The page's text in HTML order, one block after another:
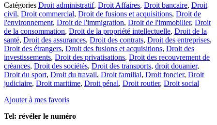
Catégories Droit administratif, Droit Affaires, Droit bancaire, Droit
civil, Droit commercial, Droit de fusions et acquisitions, Droit de
l'environnement, Droit de l'immigration, Droit de l'immobilier, Droit
de la consommation, Droit de la propriété intellectuelle, Droit de la
santé, Droit des assurances, Droit des contrats, Droit des entreprises,
Droit des étrangers, Droit des fusions et acquisitions, Droit des
investissements, Droit des privatisations, Droit des recouvrement de
créances, Droit des sociétés, Droit des transports, droit douanier,
Droit du sport, Droit du travail, Droit familial, Droit foncier, Droit
judiciaire, Droit maritime, Droit pénal, Droit routier, Droit social
Ajouter à mes favoris
Tel: révéler le numéro